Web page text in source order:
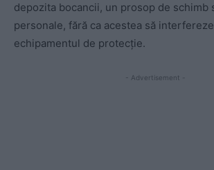
depozita bocancii, un prosop de schimb
personale, fără ca acestea să
echipamentul de protecție.
- Advertisement -